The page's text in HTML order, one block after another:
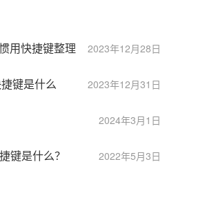
2023年12月28日
用快捷键整理
2023年12月31日
键是什么
2024年3月1日
2022年5月3日
键是什么？